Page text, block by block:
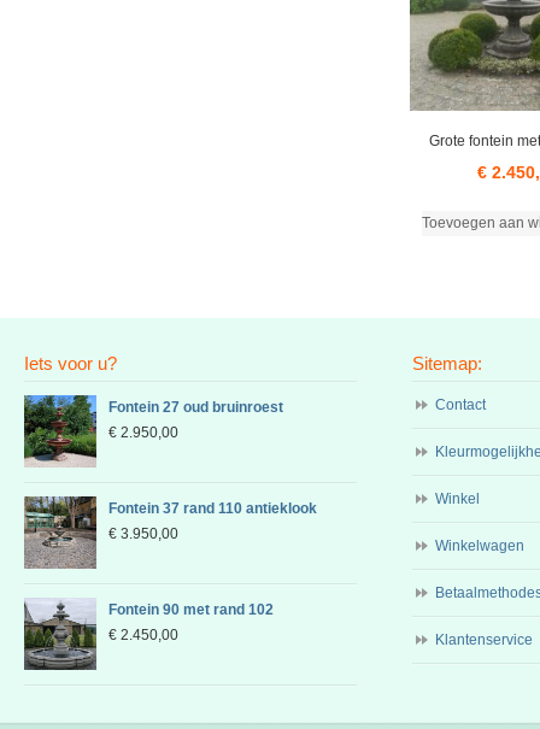
Grote fontein
€
Toevoegen aan
Iets voor u?
Fontein 27 oud bruinroest
€ 2.950,00
Fontein 37 rand 110 antieklook
€ 3.950,00
Fontein 90 met rand 102
€ 2.450,00
Sitemap:
Contact
Winkel
Winkelwagen
Klantenservice